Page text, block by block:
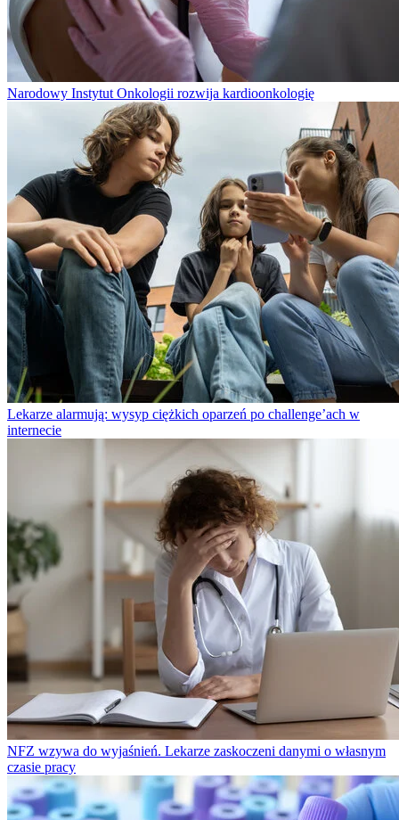
Narodowy Instytut Onkologii rozwija kardioonkologię
Lekarze alarmują: wysyp ciężkich oparzeń po challenge’ach w
internecie
NFZ wzywa do wyjaśnień. Lekarze zaskoczeni danymi o własnym
czasie pracy